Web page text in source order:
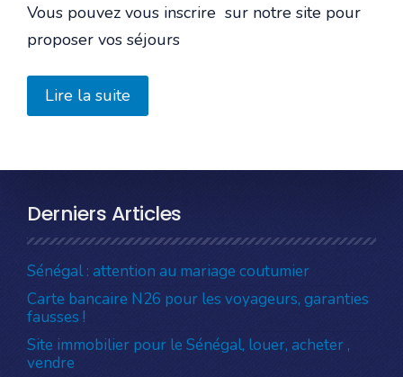
Vous pouvez vous inscrire sur notre site pour
proposer vos séjours
Lire la suite
Derniers Articles
Sénégal : attention au mariage coutumier
Carte bancaire N26 pour les voyageurs, garanties
fausses !
Site immobilier pour le Sénégal, louer, acheter ,
vendre